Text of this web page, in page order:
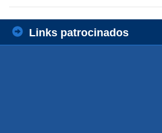
Links patrocinados